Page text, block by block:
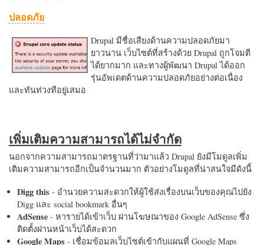
ปลอดภัย
Drupal มีชื่อเสียงด้านความปลอดภัยมา
ยาวนาน เว็บไซต์ที่สร้างด้วย Drupal ถูกโจมตี
ได้ยากมาก และทางผู้พัฒนา Drupal ได้ออก
รุ่นอัพเดตด้านความปลอดภัยอย่างต่อเนื่อง
และทันท่วงทีอยู่เสมอ
เพิ่มเติมความสามารถได้ไม่จำกัด
นอกจากความสามารถมาตรฐานที่ว่ามาแล้ว Drupal ยังมีโมดูลเพิ่ม
เติมความสามารถอีกเป็นจำนวนมาก ตัวอย่างโมดูลที่น่าสนใจมีดังนี้
Digg this - อำนวยความสะดวกให้ผู้ใช้ส่งเรื่องบนเว็บของคุณไปยัง
Digg และ social bookmark อื่นๆ
AdSense - หารายได้เข้าเว็บ ผ่านโฆษณาของ Google AdSense ซึ่ง
ติดตั้งผ่านหน้าเว็บได้สะดวก
Google Maps - เชื่อมข้อมูลเว็บไซต์เข้ากับแผนที่ Google Maps